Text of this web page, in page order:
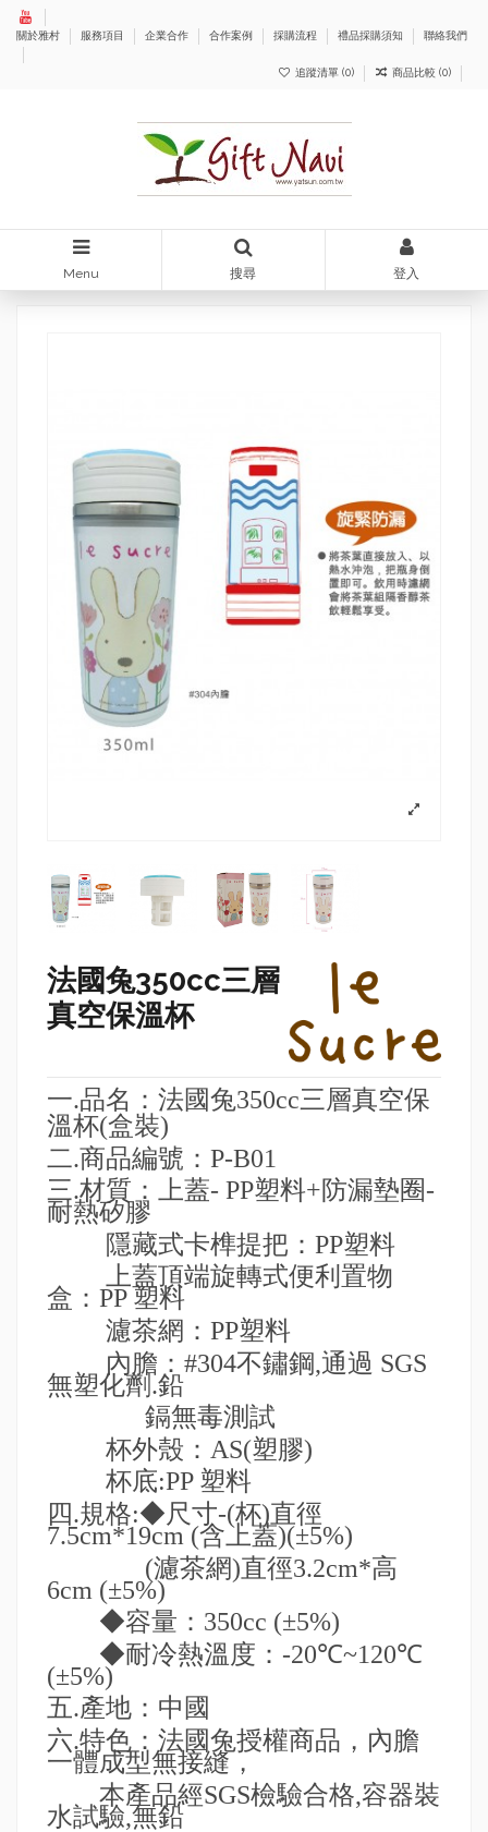
關於雅村 服務項目 企業合作 合作案例 採購流程 禮品採購須知 聯絡我們
追蹤清單 (0) 商品比較 (0)
Menu 搜尋 登入
法國兔350cc三層
真空保溫杯
一.品名：法國兔350cc三層真空保
溫杯(盒裝)
二.商品編號： P-B01
三.材質：上蓋- PP塑料+防漏墊圈-
耐熱矽膠
隱藏式卡榫提把： PP塑料
上蓋頂端旋轉式便利置物
盒： PP 塑料
濾茶網： PP塑料
內膽： #304不鏽鋼,通過 SGS
無塑化劑.鉛
鎘無毒測試
杯外殼： AS(塑膠)
杯底:PP 塑料
四.規格:◆尺寸-(杯)直徑
7.5cm*19cm (含上蓋)(±5%)
(濾茶網)直徑3.2cm*高
6cm (±5%)
◆容量： 350cc (±5%)
◆耐冷熱溫度： -20℃~120℃
(±5%)
五.產地：中國
六.特色：法國兔授權商品，內膽
一體成型無接縫，
本產品經SGS檢驗合格,容器裝
水試驗,無鉛